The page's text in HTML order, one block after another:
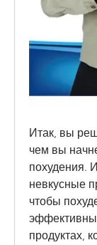
Итак, вы
чем вы
похудения.
невкусные
чтобы
эффективны
продуктах,